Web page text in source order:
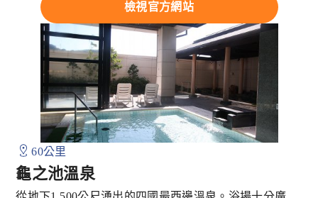
檢視官方網站
60公里
龜之池溫泉